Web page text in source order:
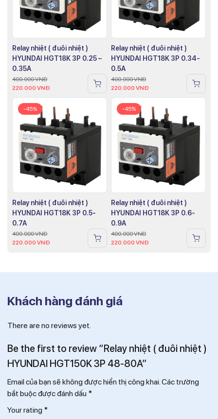
Relay nhiệt ( đuôi nhiệt )
HYUNDAI HGT18K 3P 0.25 –
0.35A
400.000VNĐ
220.000 VNĐ
Relay nhiệt ( đuôi nhiệt )
HYUNDAI HGT18K 3P 0.34-
0.5A
400.000VNĐ
220.000 VNĐ
-45%
Relay nhiệt ( đuôi nhiệt )
HYUNDAI HGT18K 3P 0.5-
0.7A
400.000VNĐ
220.000 VNĐ
-45%
Relay nhiệt ( đuôi nhiệt )
HYUNDAI HGT18K 3P 0.6-
0.9A
400.000VNĐ
220.000 VNĐ
Khách hàng đánh giá
There are no reviews yet.
Be the first to review “Relay nhiệt ( đuôi nhiệt )
HYUNDAI HGT150K 3P 48-80A”
Email của bạn sẽ không được hiển thị công khai.Các trường
bắt buộc được đánh dấu *
Your rating *